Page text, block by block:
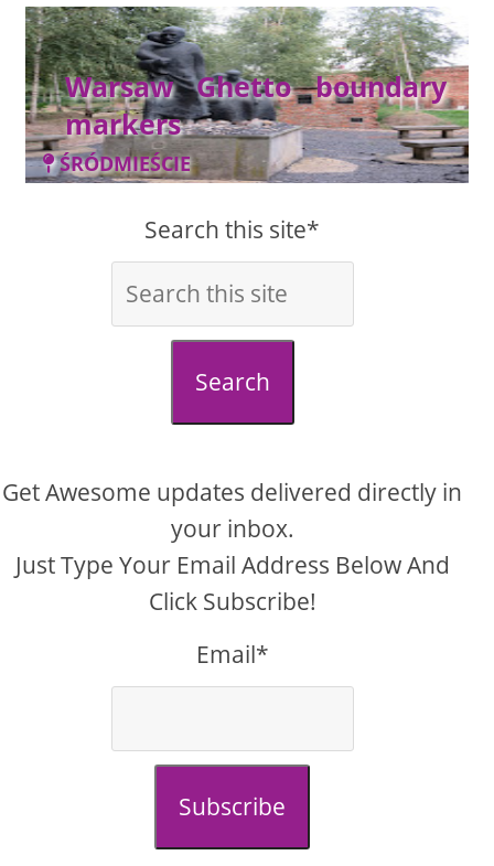
Warsaw Ghetto boundary
markers
ŚRÓDMIEŚCIE
Search this site*
Search
Get Awesome updates delivered directly in
your inbox.
Just Type Your Email Address Below And
Click Subscribe!
Email*
Subscribe